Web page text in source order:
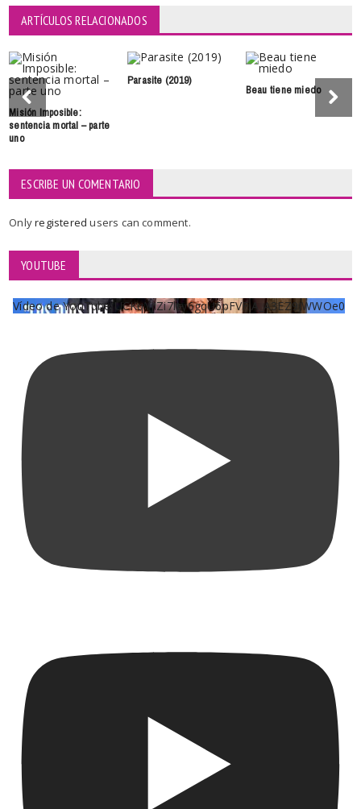
ARTÍCULOS RELACIONADOS
Misión Imposible:
sentencia mortal – parte
uno
Parasite (2019)
Beau tiene miedo
ESCRIBE UN COMENTARIO
Onlyregisteredusers can comment.
YOUTUBE
Vídeo de YouTube UCKqYjiZi7lzy6gqU6pFVFiA_A3EZ9JWWOe0